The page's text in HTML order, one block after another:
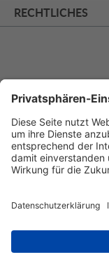
RECHTLICHES
ÜBER